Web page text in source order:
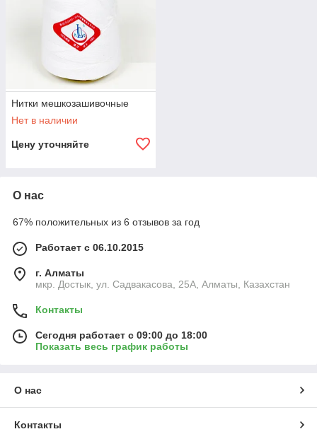
Нитки мешкозашивочные
Нет в наличии
Цену уточняйте
О нас
67% положительных из 6 отзывов за год
Работает с 06.10.2015
г. Алматы
мкр. Достык, ул. Садвакасова, 25А, Алматы, Казахстан
Контакты
Сегодня работает с 09:00 до 18:00
Показать весь график работы
О нас
Контакты